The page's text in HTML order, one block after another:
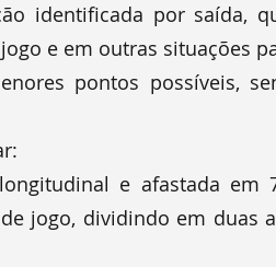
identificada por saída,
e em outras situações
pontos possíveis,
e afastada em
jogo, dividindo em duas